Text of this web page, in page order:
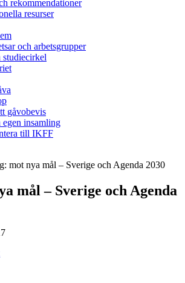
rekommendationer
resurser
och arbetsgrupper
studiecirkel
gåvobevis
egen insamling
till IKFF
mot nya mål – Sverige och Agenda 2030
mål – Sverige och Agenda